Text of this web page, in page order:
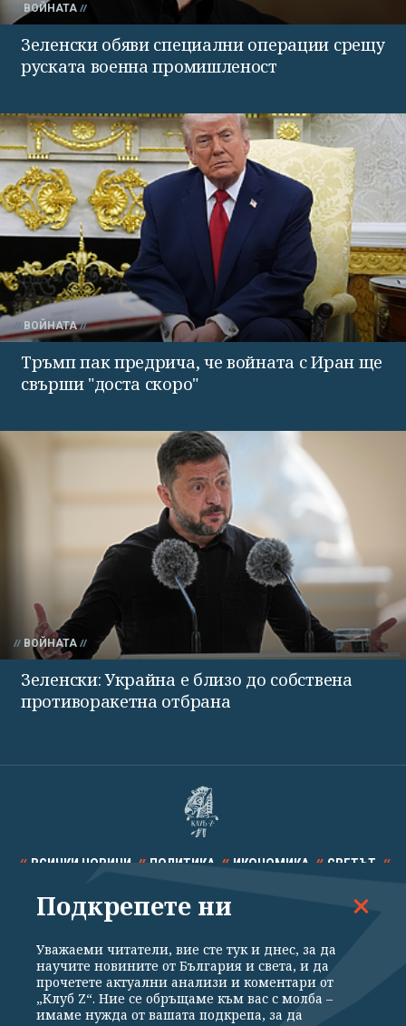
ВОЙНАТА
Зеленски обяви специални операции срещу
руската военна промишленост
ВОЙНАТА
Тръмп пак предрича, че войната с Иран ще
свърши "доста скоро"
ВОЙНАТА
Зеленски: Украйна е близо до собствена
противоракетна отбрана
ВСИЧКИ НОВИНИ ПОЛИТИКА ИКОНОМИКА СВЕТЪТ
СПОРТ КУЛТУРА ТЕХНОЛОГИИ КАЛЕЙДОСКОП
Подкрепете ни
Уважаеми читатели, вие сте тук и днес, за да
научите новините от България и света, и да
прочетете актуални анализи и коментари от
„Клуб Z“. Ние се обръщаме към вас с молба –
имаме нужда от вашата подкрепа, за да